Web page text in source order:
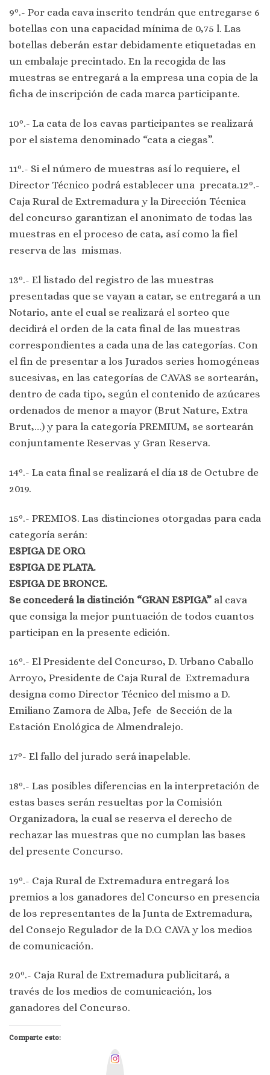
9º.- Por cada cava inscrito tendrán que entregarse 6
botellas con una capacidad mínima de 0,75 l. Las
botellas deberán estar debidamente etiquetadas en
un embalaje precintado. En la recogida de las
muestras se entregará a la empresa una copia de la
ficha de inscripción de cada marca participante.
10º.- La cata de los cavas participantes se realizará
por el sistema denominado “cata a ciegas”.
11º.- Si el número de muestras así lo requiere, el
Director Técnico podrá establecer una precata.12º.-
Caja Rural de Extremadura y la Dirección Técnica
del concurso garantizan el anonimato de todas las
muestras en el proceso de cata, así como la fiel
reserva de las mismas.
13º.- El listado del registro de las muestras
presentadas que se vayan a catar, se entregará a un
Notario, ante el cual se realizará el sorteo que
decidirá el orden de la cata final de las muestras
correspondientes a cada una de las categorías. Con
el fin de presentar a los Jurados series homogéneas
sucesivas, en las categorías de CAVAS se sortearán,
dentro de cada tipo, según el contenido de azúcares
ordenados de menor a mayor (Brut Nature, Extra
Brut,…) y para la categoría PREMIUM, se sortearán
conjuntamente Reservas y Gran Reserva.
14º.- La cata final se realizará el día 18 de Octubre de
2019.
15º.- PREMIOS. Las distinciones otorgadas para cada
categoría serán:
ESPIGA DE ORO.
ESPIGA DE PLATA.
ESPIGA DE BRONCE.
Se concederá la distinción “GRAN ESPIGA” al cava
que consiga la mejor puntuación de todos cuantos
participan en la presente edición.
16º.- El Presidente del Concurso, D. Urbano Caballo
Arroyo, Presidente de Caja Rural de Extremadura
designa como Director Técnico del mismo a D.
Emiliano Zamora de Alba, Jefe de Sección de la
Estación Enológica de Almendralejo.
17º- El fallo del jurado será inapelable.
18º.- Las posibles diferencias en la interpretación de
estas bases serán resueltas por la Comisión
Organizadora, la cual se reserva el derecho de
rechazar las muestras que no cumplan las bases
del presente Concurso.
19º.- Caja Rural de Extremadura entregará los
premios a los ganadores del Concurso en presencia
de los representantes de la Junta de Extremadura,
del Consejo Regulador de la D.O. CAVA y los medios
de comunicación.
20º.- Caja Rural de Extremadura publicitará, a
través de los medios de comunicación, los
ganadores del Concurso.
Comparte esto: